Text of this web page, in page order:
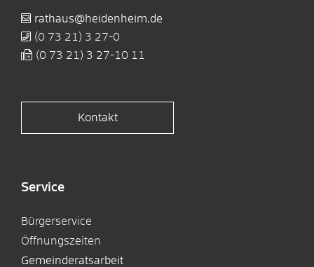
rathaus@heidenheim.de
(0 73 21) 3 27-0
(0 73 21) 3 27-10 11
Kontakt
Service
Bürgerservice
Öffnungszeiten
Gemeinderatsarbeit